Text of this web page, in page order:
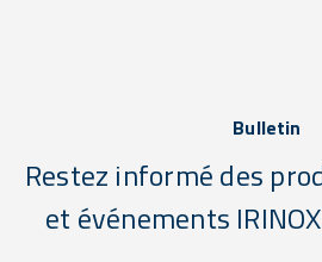
Bulletin
Restez informé des
et événements